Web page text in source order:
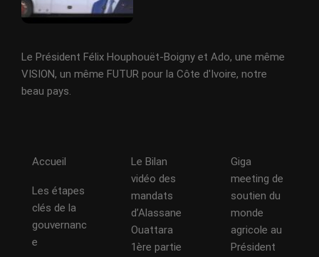
Le Président Félix Houphouët-Boigny et Ado, une même
VISION, un même FUTUR pour la Côte d'Ivoire, notre
beau pays.
Accueil
Les étapes
clés de la
gouvernanc
e
Le Bilan
vidéo des
mandats
d’Alassane
Ouattara
1ère partie
Giga
meeting de
soutien du
monde
agricole au
Président